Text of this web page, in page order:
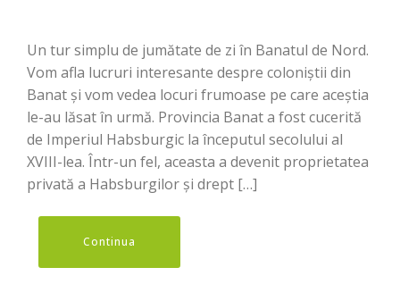
Un tur simplu de jumătate de zi în Banatul de Nord.
Vom afla lucruri interesante despre coloniștii din
Banat și vom vedea locuri frumoase pe care aceștia
le-au lăsat în urmă. Provincia Banat a fost cucerită
de Imperiul Habsburgic la începutul secolului al
XVIII-lea. Într-un fel, aceasta a devenit proprietatea
privată a Habsburgilor și drept […]
Continua